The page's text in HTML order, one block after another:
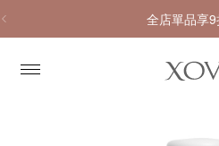
全店單品享